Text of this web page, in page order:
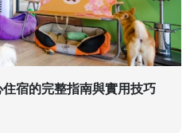
宿的完整指南與實用技巧